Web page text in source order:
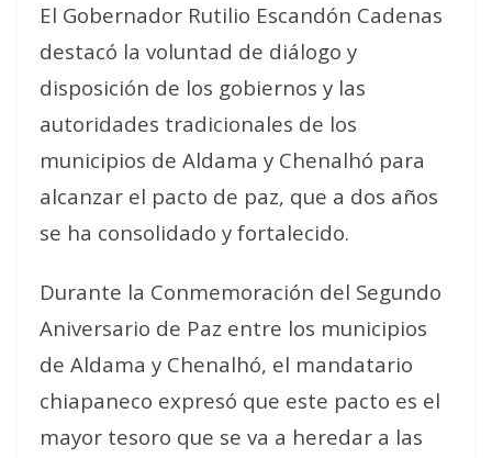
El Gobernador Rutilio Escandón Cadenas
destacó la voluntad de diálogo y
disposición de los gobiernos y las
autoridades tradicionales de los
municipios de Aldama y Chenalhó para
alcanzar el pacto de paz, que a dos años
se ha consolidado y fortalecido.
Durante la Conmemoración del Segundo
Aniversario de Paz entre los municipios
de Aldama y Chenalhó, el mandatario
chiapaneco expresó que este pacto es el
mayor tesoro que se va a heredar a las